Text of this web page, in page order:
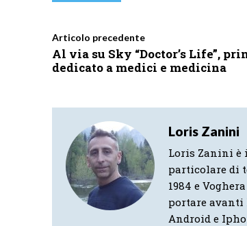
Articolo precedente
Al via su Sky “Doctor’s Life”,
dedicato a medici e medicina
Loris Zanini
Loris Zanini è
particolare di
1984 e
portare avanti
Android e